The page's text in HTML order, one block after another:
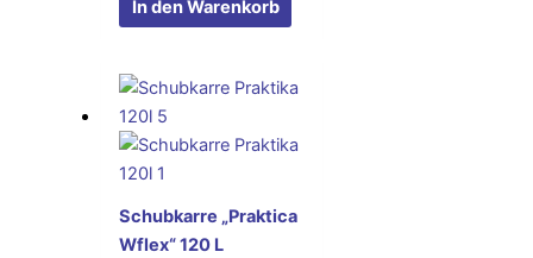
In den Warenkorb
Schubkarre „Praktica
Wflex“ 120 L